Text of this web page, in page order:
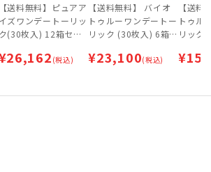
【送料無料】ピュアア
イズワンデートーリッ
ク(30枚入) 12箱セッ
レンズ | ワンデー
26,162 (税込)
【送料無料】 バイオ
トゥルーワンデートー
リック (30枚入) 6箱
デー
¥23,100(税込)
【送料
トゥル
リック
デー
¥